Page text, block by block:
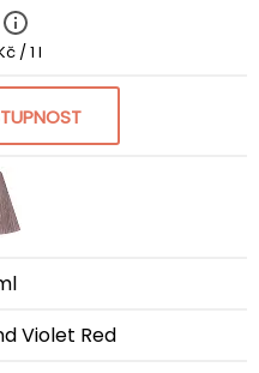
/ 1 l
Violet Red